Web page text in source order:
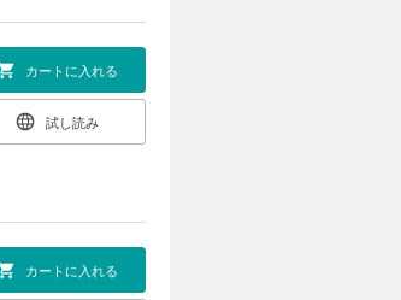
カートに入れる
試し読み
カートに入れる